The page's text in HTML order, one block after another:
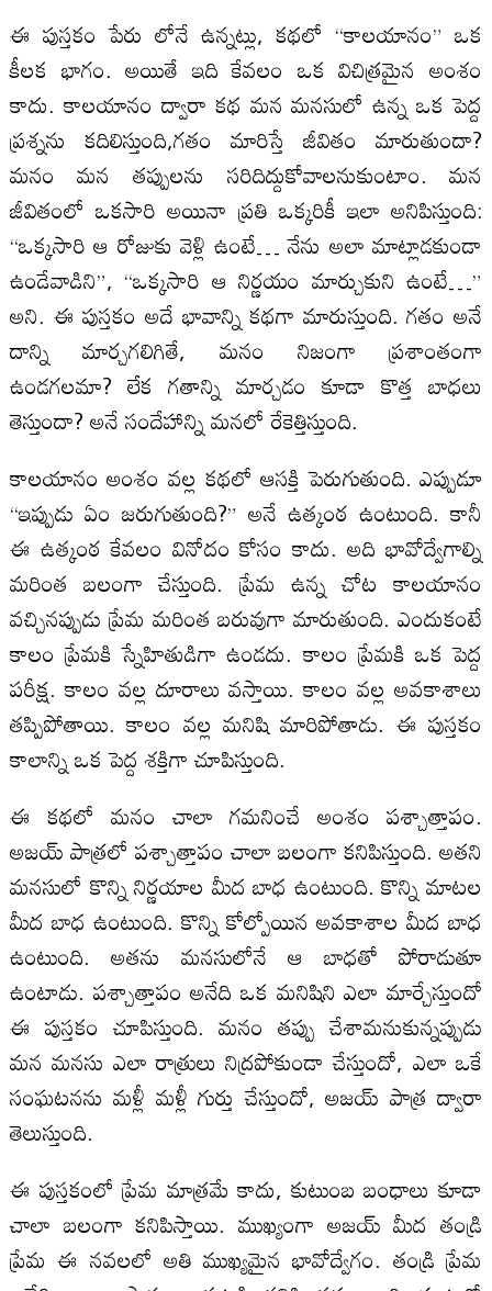
ఈ పుస్తకం పేరు లోనే ఉన్నట్లు, కథలో “కాలయానం” ఒక
కీలక భాగం. అయితే ఇది కేవలం ఒక విచిత్రమైన అంశం
కాదు. కాలయానం ద్వారా కథ మన మనసులో ఉన్న ఒక పెద్ద
ప్రశ్నను కదిలిస్తుంది,గతం మారిస్తే జీవితం మారుతుందా?
మనం మన తప్పులను సరిదిద్దుకోవాలనుకుంటాం. మన
జీవితంలో ఒకసారి అయినా ప్రతి ఒక్కరికీ ఇలా అనిపిస్తుంది:
“ఒక్కసారి ఆ రోజుకు వెళ్లి ఉంటే… నేను అలా మాట్లాడకుండా
ఉండేవాడిని”, “ఒక్కసారి ఆ నిర్ణయం మార్చుకుని ఉంటే…”
అని. ఈ పుస్తకం అదే భావాన్ని కథగా మారుస్తుంది. గతం అనే
దాన్ని మార్చగలిగితే, మనం నిజంగా ప్రశాంతంగా
ఉండగలమా? లేక గతాన్ని మార్చడం కూడా కొత్త బాధలు
తెస్తుందా? అనే సందేహాన్ని మనలో రేకెత్తిస్తుంది.
కాలయానం అంశం వల్ల కథలో ఆసక్తి పెరుగుతుంది. ఎప్పుడూ
“ఇప్పుడు ఏం జరుగుతుంది?” అనే ఉత్కంఠ ఉంటుంది. కానీ
ఈ ఉత్కంఠ కేవలం వినోదం కోసం కాదు. అది భావోద్వేగాల్ని
మరింత బలంగా చేస్తుంది. ప్రేమ ఉన్న చోట కాలయానం
వచ్చినప్పుడు ప్రేమ మరింత బరువుగా మారుతుంది. ఎందుకంటే
కాలం ప్రేమకి స్నేహితుడిగా ఉండదు. కాలం ప్రేమకి ఒక పెద్ద
పరీక్ష. కాలం వల్ల దూరాలు వస్తాయి. కాలం వల్ల అవకాశాలు
తప్పిపోతాయి. కాలం వల్ల మనిషి మారిపోతాడు. ఈ పుస్తకం
కాలాన్ని ఒక పెద్ద శక్తిగా చూపిస్తుంది.
ఈ కథలో మనం చాలా గమనించే అంశం పశ్చాత్తాపం.
అజయ్ పాత్రలో పశ్చాత్తాపం చాలా బలంగా కనిపిస్తుంది. అతని
మనసులో కొన్ని నిర్ణయాల మీద బాధ ఉంటుంది. కొన్ని మాటల
మీద బాధ ఉంటుంది. కొన్ని కోల్పోయిన అవకాశాల మీద బాధ
ఉంటుంది. అతను మనసులోనే ఆ బాధతో పోరాడుతూ
ఉంటాడు. పశ్చాత్తాపం అనేది ఒక మనిషిని ఎలా మార్చేస్తుందో
ఈ పుస్తకం చూపిస్తుంది. మనం తప్పు చేశామనుకున్నప్పుడు
మన మనసు ఎలా రాత్రులు నిద్రపోకుండా చేస్తుందో, ఎలా ఒకే
సంఘటనను మళ్లీ మళ్లీ గుర్తు చేస్తుందో, అజయ్ పాత్ర ద్వారా
తెలుస్తుంది.
ఈ పుస్తకంలో ప్రేమ మాత్రమే కాదు, కుటుంబ బంధాలు కూడా
చాలా బలంగా కనిపిస్తాయి. ముఖ్యంగా అజయ్ మీద తండ్రి
ప్రేమ ఈ నవలలో అతి ముఖ్యమైన భావోద్వేగం. తండ్రి ప్రేమ